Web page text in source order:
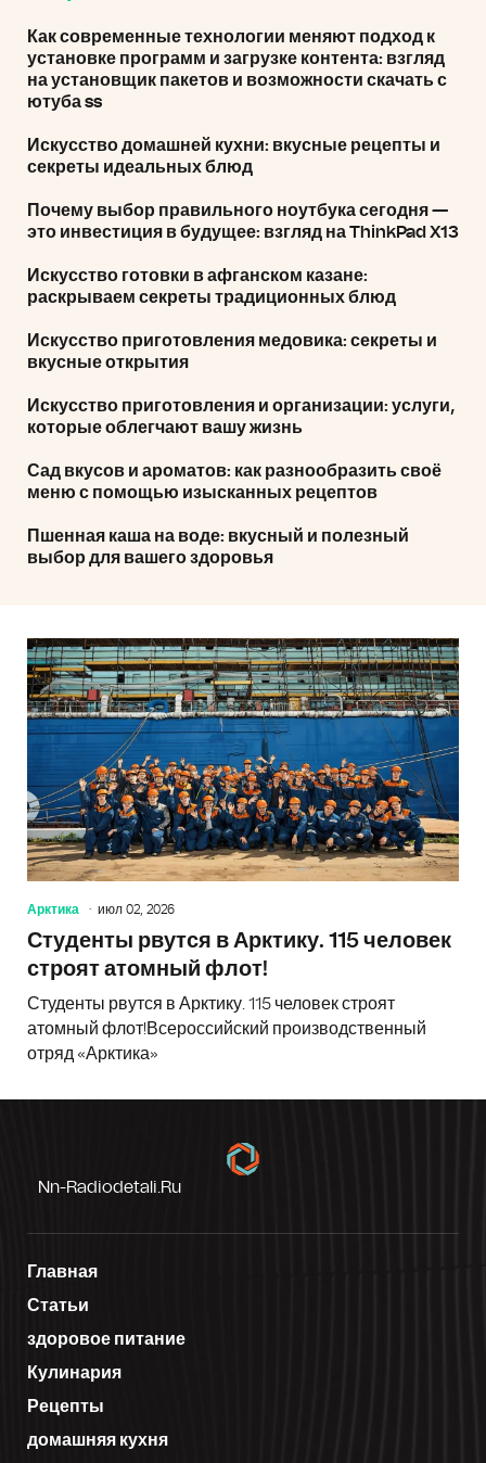
Как современные технологии меняют подход к
установке программ и загрузке контента: взгляд
на установщик пакетов и возможности скачать с
ютуба ss
Искусство домашней кухни: вкусные рецепты и
секреты идеальных блюд
Почему выбор правильного ноутбука сегодня —
это инвестиция в будущее: взгляд на ThinkPad X13
Искусство готовки в афганском казане:
раскрываем секреты традиционных блюд
Искусство приготовления медовика: секреты и
вкусные открытия
Искусство приготовления и организации: услуги,
которые облегчают вашу жизнь
Сад вкусов и ароматов: как разнообразить своё
меню с помощью изысканных рецептов
Пшенная каша на воде: вкусный и полезный
выбор для вашего здоровья
Арктика июл 02, 2026
Студенты рвутся в Арктику. 115 человек
строят атомный флот!
Студенты рвутся в Арктику. 115 человек строят
атомный флот!Всероссийский производственный
отряд «Арктика»
Nn-Radiodetali.ru
Главная
Статьи
здоровое питание
Кулинария
Рецепты
домашняя кухня